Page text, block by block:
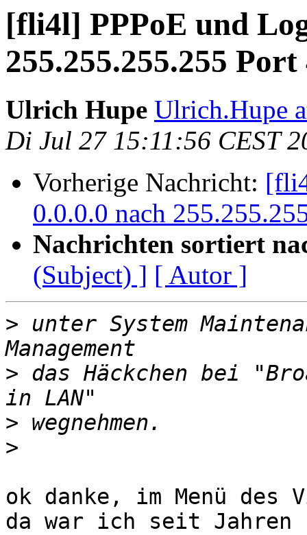
[fli4l] PPPoE und
255.255.255.255 Port
Ulrich Hupe Ulrich.Hupe
Di Jul 27 15:11:56 CEST
Vorherige Nachricht:
0.0.0.0 nach
Nachrichten sortiert
(Subject) ] [ Autor ]
> unter System
> das Häckchen bei
>
>
ok danke, im Menü des
da war ich seit